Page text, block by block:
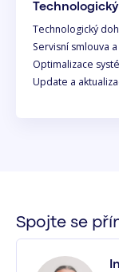
Technologický
Servisní smlouva
Optimalizace
Update a
Spojte se